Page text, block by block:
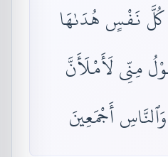
كُلَّ نَفْسٍ هُدَىٰهَا
مِنِّى لَأَمْلَأَنَّ
أَجْمَعِينَ